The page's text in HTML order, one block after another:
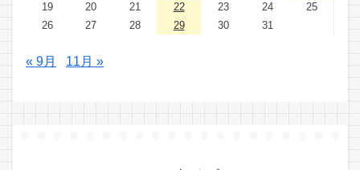
19
20 21 22 23 24
25
26
27 28 29 30 31
« 9月 11月 »